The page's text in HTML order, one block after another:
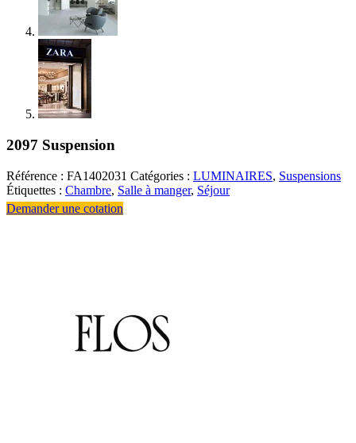
2097 Suspension
Référence : FA1402031 Catégories : LUMINAIRES, Suspensions
Étiquettes : Chambre, Salle à manger, Séjour
Demander une cotation